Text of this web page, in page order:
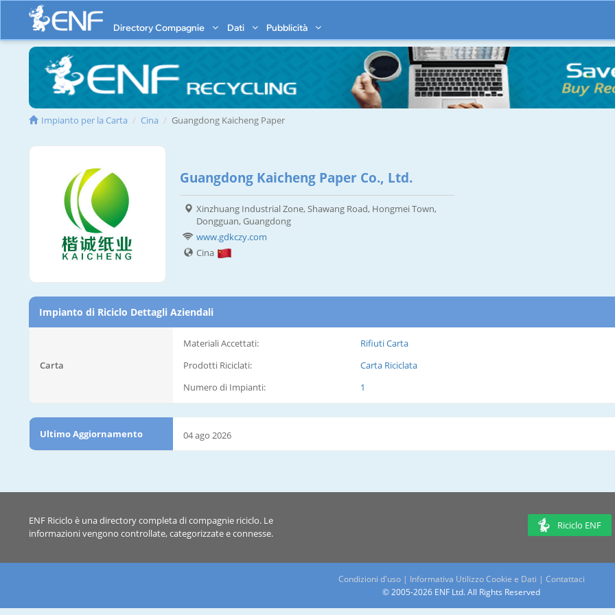
Directory Compagnie Dati Pubblicità
Impianto per la Carta Cina Guangdong Kaicheng Paper
Guangdong Kaicheng Paper Co., Ltd.
Xinzhuang Industrial Zone, Shawang Road, Hongmei Town,
Dongguan, Guangdong
www.gdkczy.com
Cina
Impianto di Riciclo Dettagli Aziendali
Carta
Materiali Accettati:
Rifiuti Carta
Prodotti Riciclati:
Carta Riciclata
Numero di Impianti:
1
Ultimo Aggiornamento 04 ago 2026
ENF Riciclo è una directory completa di compagnie riciclo. Le
informazioni vengono controllate, categorizzate e connesse.
Riciclo ENF
Condizioni d'uso| Informativa Utilizzo Cookie e Dati | Contattaci
© 2005-2026 ENF Ltd. All Rights Reserved